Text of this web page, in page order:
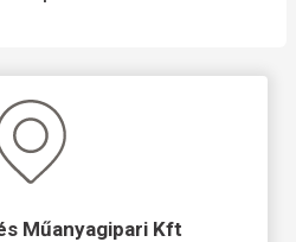
Műanyagipari Kft